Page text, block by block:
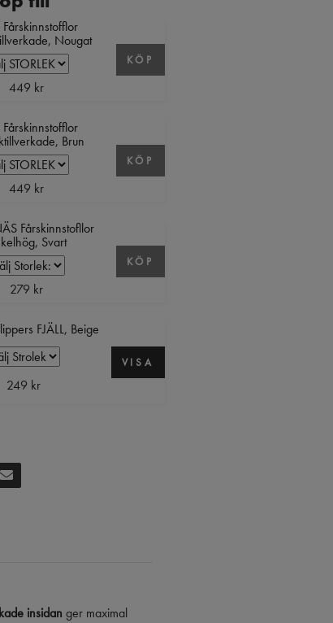
Fårskinnstofflor
Nougat
449 kr
KÖP
Fårskinnstofflor
Brun
449 kr
KÖP
Fårskinnstofllor
Svart
279 kr
KÖP
FJÄLL, Beige
249 kr
VISA
insidan ger maximal